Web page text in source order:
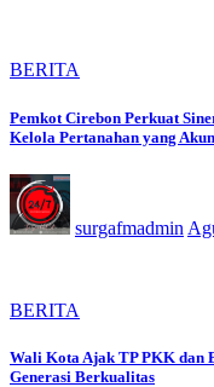
BERITA
Pemkot Cirebon Perkuat
Kelola Pertanahan yang
surgafmadmin
BERITA
Wali Kota Ajak TP PKK dan
Generasi Berkualitas